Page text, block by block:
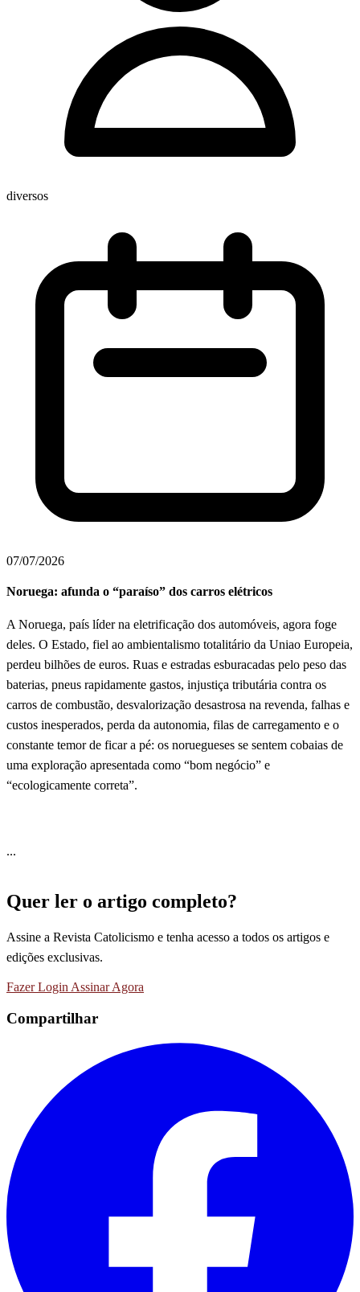
diversos
07/07/2026
Noruega: afunda o “paraíso” dos carros elétricos
A Noruega, país líder na eletrificação dos automóveis, agora foge
deles. O Estado, fiel ao ambientalismo totalitário da Uniao Europeia,
perdeu bilhões de euros. Ruas e estradas esburacadas pelo peso das
baterias, pneus rapidamente gastos, injustiça tributária contra os
carros de combustão, desvalorização desastrosa na revenda, falhas e
custos inesperados, perda da autonomia, filas de carregamento e o
constante temor de ficar a pé: os noruegueses se sentem cobaias de
uma exploração apresentada como “bom negócio” e
“ecologicamente correta”.
...
Quer ler o artigo completo?
Assine a Revista Catolicismo e tenha acesso a todos os artigos e
edições exclusivas.
Fazer Login Assinar Agora
Compartilhar